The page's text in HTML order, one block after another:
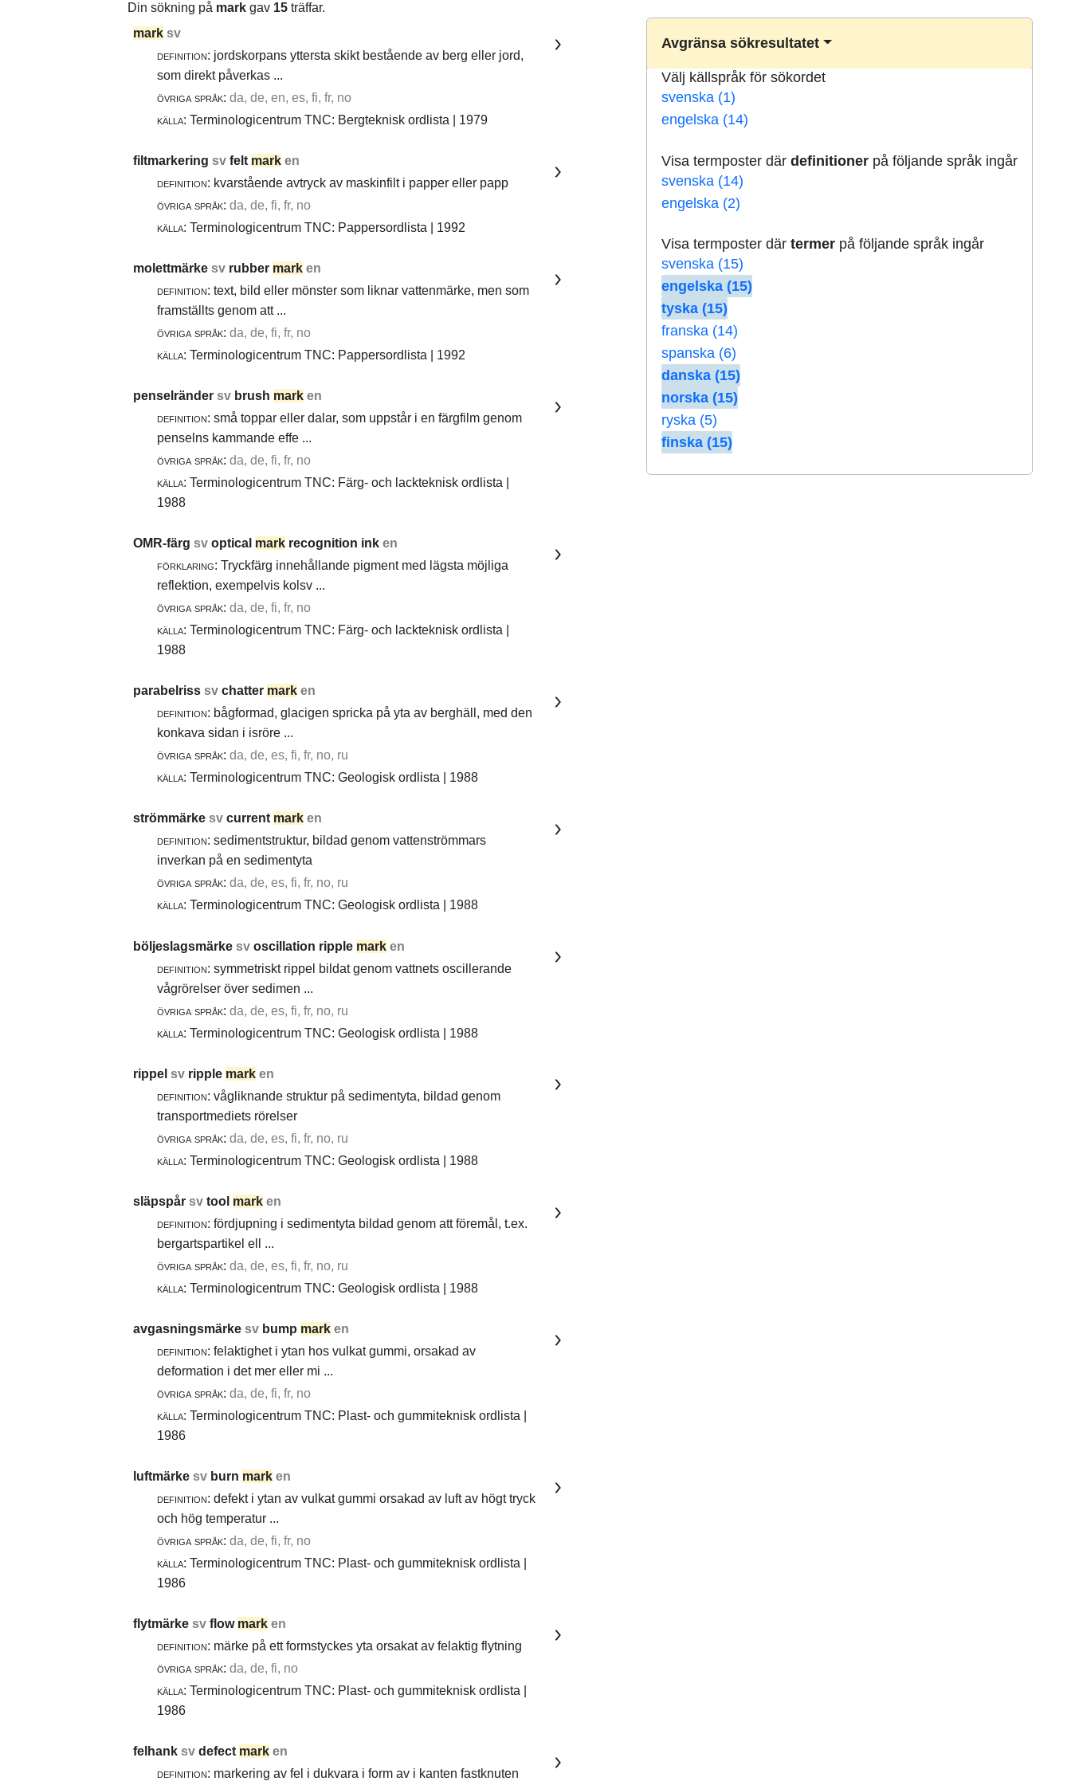
Din sökning på mark gav 15 träffar.
Avgränsa sökresultatet
Välj källspråk för sökordet
svenska (1)
engelska (14)
Visa termposter därdefinitioner på följande språk ingår
svenska (14)
engelska (2)
Visa termposter därtermer på följande språk ingår
svenska (15)
engelska (15)
tyska (15)
franska (14)
spanska (6)
danska (15)
norska (15)
ryska (5)
finska (15)
mark sv
definition: jordskorpans yttersta skikt bestående av berg eller jord,
som direkt påverkas ...
övriga språk: da, de, en, es, fi, fr, no
källa: Terminologicentrum TNC: Bergteknisk ordlista | 1979
filtmarkering sv felt mark en
definition: kvarstående avtryck av maskinfilt i papper eller papp
övriga språk: da, de, fi, fr, no
källa: Terminologicentrum TNC: Pappersordlista | 1992
molettmärke sv rubber mark en
definition: text, bild eller mönster som liknar vattenmärke, men som
framställts genom att ...
övriga språk: da, de, fi, fr, no
källa: Terminologicentrum TNC: Pappersordlista | 1992
penselränder sv brush mark en
definition: små toppar eller dalar, som uppstår i en färgfilm genom
penselns kammande effe ...
övriga språk: da, de, fi, fr, no
källa: Terminologicentrum TNC: Färg- och lackteknisk ordlista |
1988
OMR-färg sv optical markrecognition ink en
förklaring: Tryckfärg innehållande pigment med lägsta möjliga
reflektion, exempelvis kolsv ...
övriga språk: da, de, fi, fr, no
källa: Terminologicentrum TNC: Färg- och lackteknisk ordlista |
1988
parabelriss sv chatter mark en
definition: bågformad, glacigen spricka på yta av berghäll, med den
konkava sidan i isröre ...
övriga språk: da, de, es, fi, fr, no, ru
källa: Terminologicentrum TNC: Geologisk ordlista | 1988
strömmärke sv current mark en
definition: sedimentstruktur, bildad genom vattenströmmars
inverkan på en sedimentyta
övriga språk: da, de, es, fi, fr, no, ru
källa: Terminologicentrum TNC: Geologisk ordlista | 1988
böljeslagsmärke sv oscillation ripple mark en
definition: symmetriskt rippel bildat genom vattnets oscillerande
vågrörelser över sedimen ...
övriga språk: da, de, es, fi, fr, no, ru
källa: Terminologicentrum TNC: Geologisk ordlista | 1988
rippel sv ripple mark en
definition: vågliknande struktur på sedimentyta, bildad genom
transportmediets rörelser
övriga språk: da, de, es, fi, fr, no, ru
källa: Terminologicentrum TNC: Geologisk ordlista | 1988
släpspår sv tool mark en
definition: fördjupning i sedimentyta bildad genom att föremål, t.ex.
bergartspartikel ell ...
övriga språk: da, de, es, fi, fr, no, ru
källa: Terminologicentrum TNC: Geologisk ordlista | 1988
avgasningsmärke sv bump mark en
definition: felaktighet i ytan hos vulkat gummi, orsakad av
deformation i det mer eller mi ...
övriga språk: da, de, fi, fr, no
källa: Terminologicentrum TNC: Plast- och gummiteknisk ordlista |
1986
luftmärke sv burn mark en
definition: defekt i ytan av vulkat gummi orsakad av luft av högt tryck
och hög temperatur ...
övriga språk: da, de, fi, fr, no
källa: Terminologicentrum TNC: Plast- och gummiteknisk ordlista |
1986
flytmärke sv flow mark en
definition: märke på ett formstyckes yta orsakat av felaktig flytning
övriga språk: da, de, fi, no
källa: Terminologicentrum TNC: Plast- och gummiteknisk ordlista |
1986
felhank sv defect mark en
definition: markering av fel i dukvara i form av i kanten fastknuten